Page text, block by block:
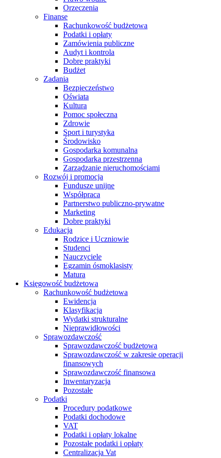
Orzeczenia
Finanse
Rachunkowość budżetowa
Podatki i opłaty
Zamówienia publiczne
Audyt i kontrola
Dobre praktyki
Budżet
Zadania
Bezpieczeństwo
Oświata
Kultura
Pomoc społeczna
Zdrowie
Sport i turystyka
Środowisko
Gospodarka komunalna
Gospodarka przestrzenna
Zarządzanie nieruchomościami
Rozwój i promocja
Fundusze unijne
Współpraca
Partnerstwo publiczno-prywatne
Marketing
Dobre praktyki
Edukacja
Rodzice i Uczniowie
Studenci
Nauczyciele
Egzamin ósmoklasisty
Matura
Księgowość budżetowa
Rachunkowość budżetowa
Ewidencja
Klasyfikacja
Wydatki strukturalne
Nieprawidłowości
Sprawozdawczość
Sprawozdawczość budżetowa
Sprawozdawczość w zakresie operacji
finansowych
Sprawozdawczość finansowa
Inwentaryzacja
Pozostałe
Podatki
Procedury podatkowe
Podatki dochodowe
VAT
Podatki i opłaty lokalne
Pozostałe podatki i opłaty
Centralizacja Vat